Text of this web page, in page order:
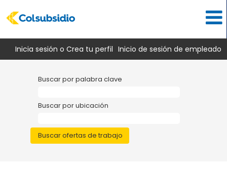
Inicia sesión o Crea tu perfil Inicio de sesión de empleado
Buscar por palabra clave
Buscar por ubicación